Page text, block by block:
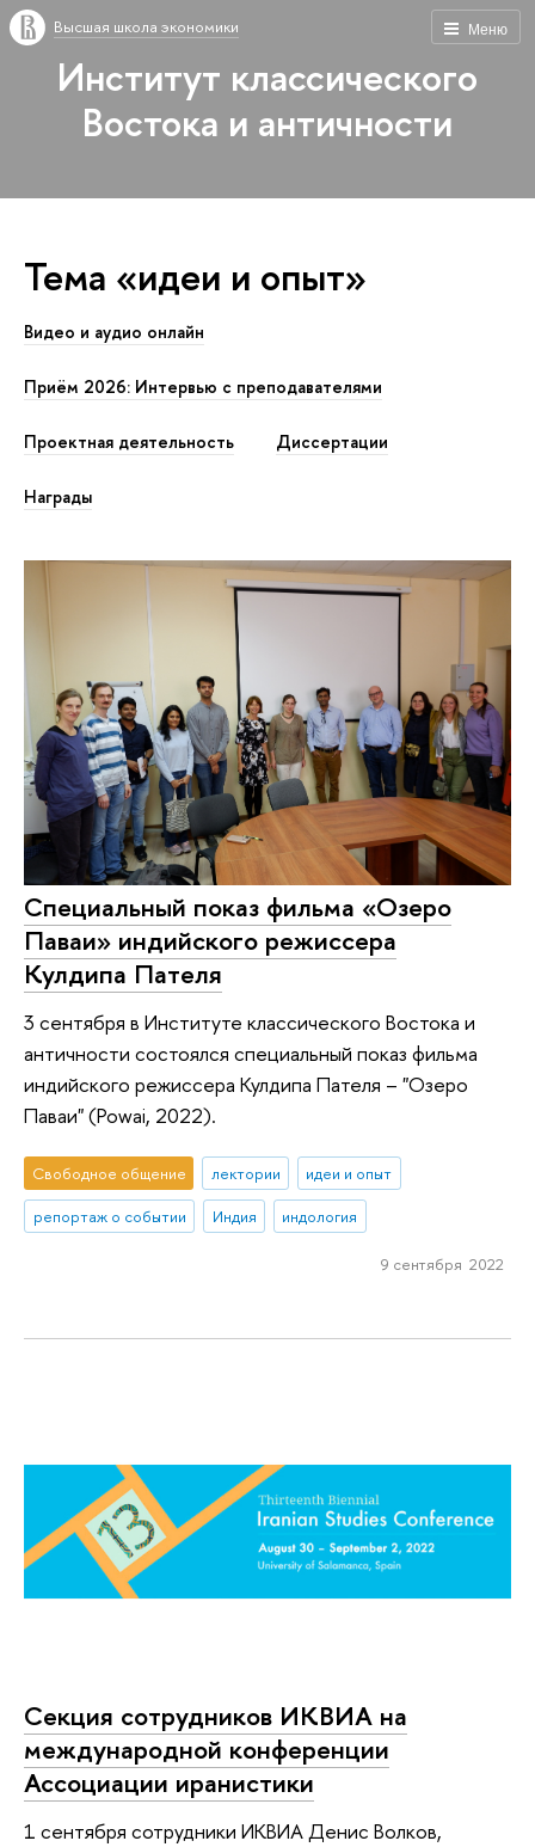
Меню
Высшая школа экономики
Институт классического
Востока и античности
Тема «идеи и опыт»
Видео и аудио онлайн
Приём 2026: Интервью с преподавателями
Проектная деятельность Диссертации
Награды
Специальный показ фильма «Озеро
Паваи» индийского режиссера
Кулдипа Пателя
3 сентября в Институте классического Востока и
античности состоялся специальный показ фильма
индийского режиссера Кулдипа Пателя – "Озеро
Паваи" (Powai, 2022).
Свободное общение лектории
идеи и опыт
репортаж о событии
Индия индология
9 сентября 2022
Секция сотрудников ИКВИА на
международной конференции
Ассоциации иранистики
1 сентября сотрудники ИКВИА Денис Волков,